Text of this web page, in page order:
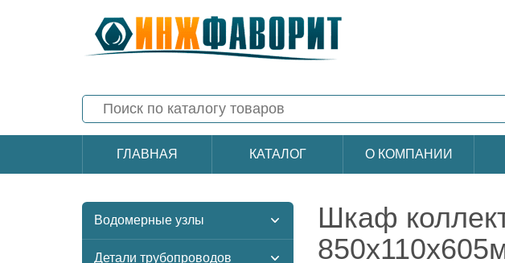
ГЛАВНАЯ КАТАЛОГ О КОМПАНИИ
Водомерные узлы
Детали трубопроводов
Шкаф